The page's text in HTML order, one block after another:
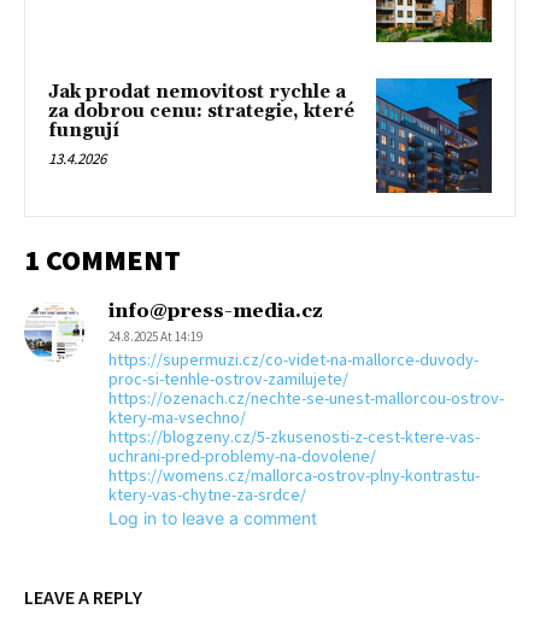
Jak prodat nemovitost rychle a
za dobrou cenu: strategie, které
fungují
13.4.2026
1 COMMENT
info@press-media.cz
24.8.2025 At 14:19
https://supermuzi.cz/co-videt-na-mallorce-duvody-
proc-si-tenhle-ostrov-zamilujete/
https://ozenach.cz/nechte-se-unest-mallorcou-ostrov-
ktery-ma-vsechno/
https://blogzeny.cz/5-zkusenosti-z-cest-ktere-vas-
uchrani-pred-problemy-na-dovolene/
https://womens.cz/mallorca-ostrov-plny-kontrastu-
ktery-vas-chytne-za-srdce/
Log in to leave a comment
LEAVE A REPLY